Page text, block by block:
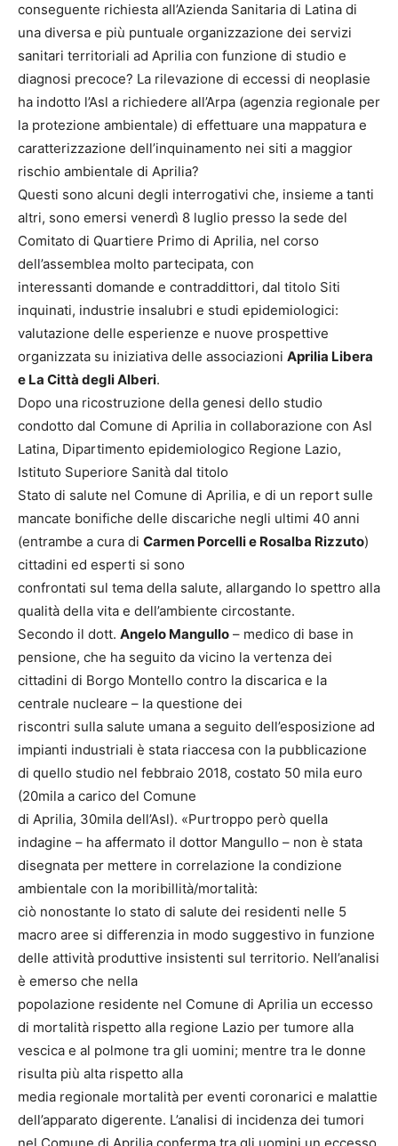
conseguente richiesta all’Azienda Sanitaria di Latina di
una diversa e più puntuale organizzazione dei servizi
sanitari territoriali ad Aprilia con funzione di studio e
diagnosi precoce? La rilevazione di eccessi di neoplasie
ha indotto l’Asl a richiedere all’Arpa (agenzia regionale per
la protezione ambientale) di effettuare una mappatura e
caratterizzazione dell’inquinamento nei siti a maggior
rischio ambientale di Aprilia?
Questi sono alcuni degli interrogativi che, insieme a tanti
altri, sono emersi venerdì 8 luglio presso la sede del
Comitato di Quartiere Primo di Aprilia, nel corso
dell’assemblea molto partecipata, con
interessanti domande e contraddittori, dal titolo Siti
inquinati, industrie insalubri e studi epidemiologici:
valutazione delle esperienze e nuove prospettive
organizzata su iniziativa delle associazioni Aprilia Libera
e La Città degli Alberi.
Dopo una ricostruzione della genesi dello studio
condotto dal Comune di Aprilia in collaborazione con Asl
Latina, Dipartimento epidemiologico Regione Lazio,
Istituto Superiore Sanità dal titolo
Stato di salute nel Comune di Aprilia, e di un report sulle
mancate bonifiche delle discariche negli ultimi 40 anni
(entrambe a cura di Carmen Porcelli e Rosalba Rizzuto)
cittadini ed esperti si sono
confrontati sul tema della salute, allargando lo spettro alla
qualità della vita e dell’ambiente circostante.
Secondo il dott. Angelo Mangullo – medico di base in
pensione, che ha seguito da vicino la vertenza dei
cittadini di Borgo Montello contro la discarica e la
centrale nucleare – la questione dei
riscontri sulla salute umana a seguito dell’esposizione ad
impianti industriali è stata riaccesa con la pubblicazione
di quello studio nel febbraio 2018, costato 50 mila euro
(20mila a carico del Comune
di Aprilia, 30mila dell’Asl). «Purtroppo però quella
indagine – ha affermato il dottor Mangullo – non è stata
disegnata per mettere in correlazione la condizione
ambientale con la moribillità/mortalità:
ciò nonostante lo stato di salute dei residenti nelle 5
macro aree si differenzia in modo suggestivo in funzione
delle attività produttive insistenti sul territorio. Nell’analisi
è emerso che nella
popolazione residente nel Comune di Aprilia un eccesso
di mortalità rispetto alla regione Lazio per tumore alla
vescica e al polmone tra gli uomini; mentre tra le donne
risulta più alta rispetto alla
media regionale mortalità per eventi coronarici e malattie
dell’apparato digerente. L’analisi di incidenza dei tumori